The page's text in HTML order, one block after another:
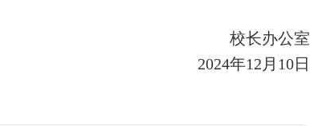
校长办公室
2024年12月10日